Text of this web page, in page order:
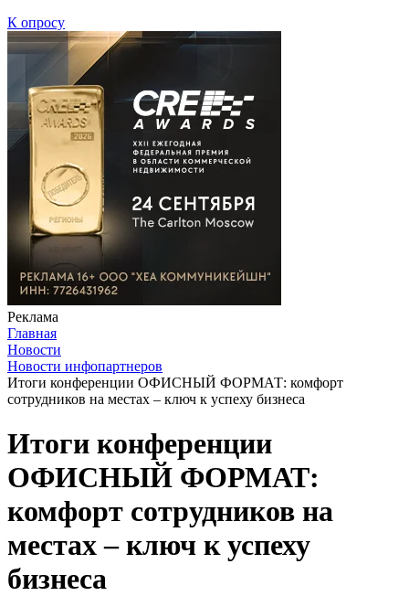
К опросу
Реклама
Главная
Новости
Новости инфопартнеров
Итоги конференции ОФИСНЫЙ ФОРМАТ: комфорт
сотрудников на местах – ключ к успеху бизнеса
Итоги конференции
ОФИСНЫЙ ФОРМАТ:
комфорт сотрудников на
местах – ключ к успеху
бизнеса